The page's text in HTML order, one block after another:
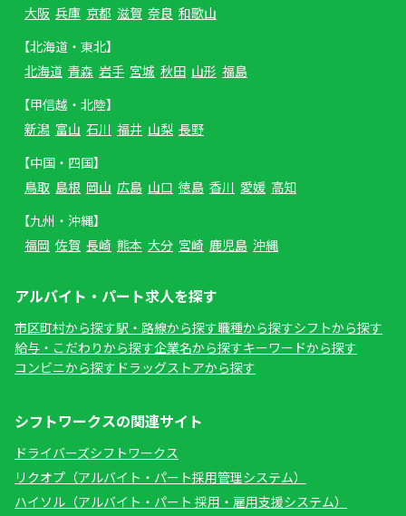
大阪 兵庫 京都 滋賀 奈良 和歌山
【北海道・東北】
北海道 青森 岩手 宮城 秋田 山形 福島
【甲信越・北陸】
新潟 富山 石川 福井 山梨 長野
【中国・四国】
鳥取 島根 岡山 広島 山口 徳島 香川 愛媛 高知
【九州・沖縄】
福岡 佐賀 長崎 熊本 大分 宮崎 鹿児島 沖縄
アルバイト・パート求人を探す
市区町村から探す駅・路線から探す職種から探すシフトから探す
給与・こだわりから探す企業名から探すキーワードから探す
コンビニから探す ドラッグストアから探す
シフトワークスの関連サイト
ドライバーズシフトワークス
リクオプ（アルバイト・パート採用管理システム）
ハイソル（アルバイト・パート 採用・雇用支援システム）